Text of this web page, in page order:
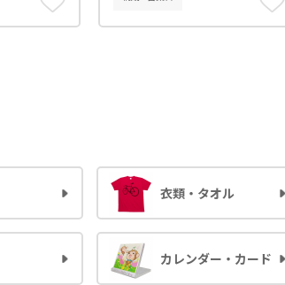
衣類・タオル
カレンダー・カード